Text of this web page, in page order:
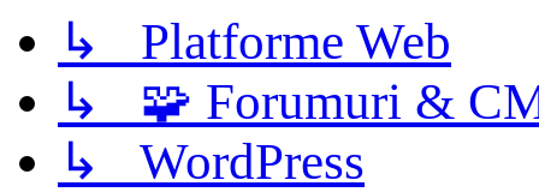
↳ Platforme Web
↳ 🧩 Forumuri &
↳ WordPress